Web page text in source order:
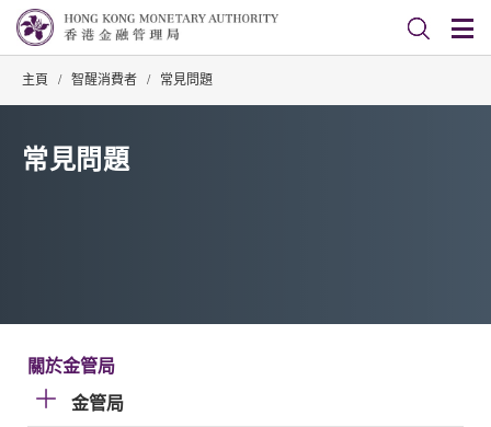
主頁 / 智醒消費者 / 常見問題
常見問題
關於金管局
金管局